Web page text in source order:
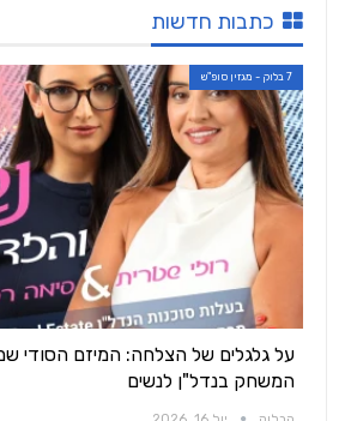
כתבות חדשות
7 בלוק - מגזין סופ"ש
על גלגלים של הצלחה: המיזם הסודי
המשחק בנדל"ן לנשים